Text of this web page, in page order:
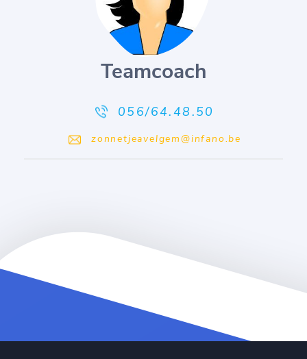
Teamcoach
056/64.48.50
zonnetjeavelgem@infano.be